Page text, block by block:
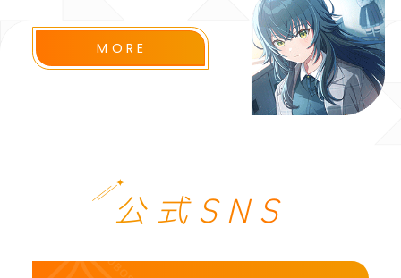
MORE
公式SNS